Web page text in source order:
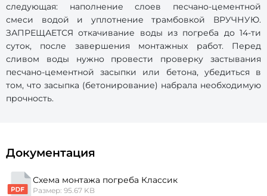
следующая: наполнение слоев песчано-цементной
смеси водой и уплотнение трамбовкой ВРУЧНУЮ.
ЗАПРЕЩАЕТСЯ откачивание воды из погреба до 14-ти
суток, после завершения монтажных работ. Перед
сливом воды нужно провести проверку застывания
песчано-цементной засыпки или бетона, убедиться в
том, что засыпка (бетонирование) набрала необходимую
прочность.
Документация
Схема монтажа погреба Классик
Размер: 95.67 KB